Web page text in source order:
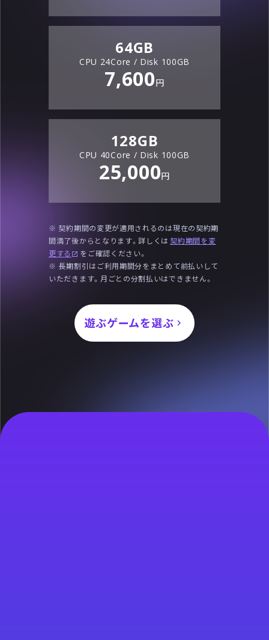
64GB
CPU 24Core / Disk 100GB
7,600円
128GB
CPU 40Core / Disk 100GB
25,000円
※ 契約期間の変更が適用されるのは現在の契約期
間満了後からとなります。詳しくは 契約期間を変
更する
をご確認ください。
※ 長期割引はご利用期間分をまとめて前払いして
いただきます。月ごとの分割払いはできません。
遊ぶゲームを選ぶ